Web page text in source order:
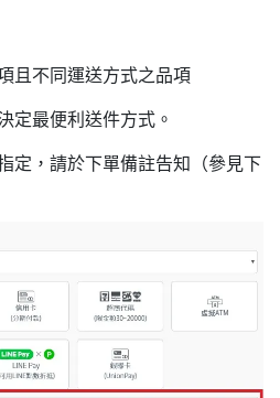
且不同運送方式之品項
定最便利送件方式。
定，請於下單備註告知（參見下